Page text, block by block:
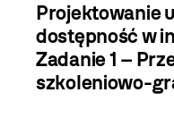
Projektowanie
dostępność w
Zadanie 1 –
szkoleniowo-